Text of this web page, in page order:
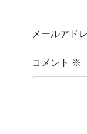
メールアド
コメント ※